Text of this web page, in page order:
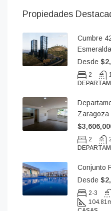
Propiedades
Cumbre
Esmeralda
Desde
2 1
Zaragoza
2
Conjunto
Desde
2-3
104.81